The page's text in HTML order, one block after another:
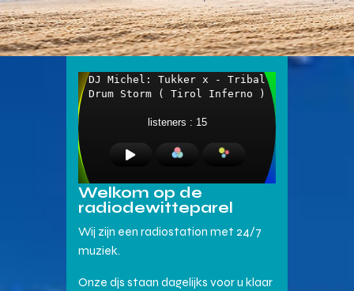
Welkom op de
radiodewitteparel
Wij zijn een radiostation met 24/7
muziek.
Onze djs staan dagelijks voor u klaar